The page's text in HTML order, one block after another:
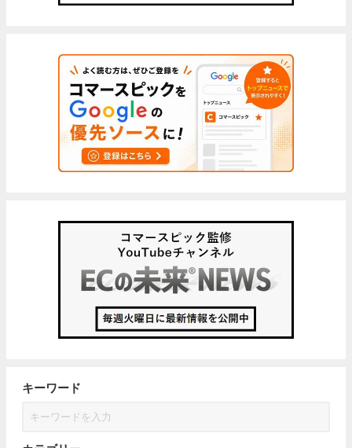
キーワード